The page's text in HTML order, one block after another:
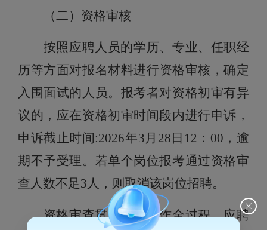
（二）资格审核
按照应聘人员的学历、 专业、任职经
历等方面对报名材料进行资格审核 ，确定
入围面试的人员。 报考者对资格初审有异
议的，应在资格初审时间段内进行申诉，
申诉截止时间:2026年3月28日12：00，逾
期不予受理。若单个岗位报考通过资格审
查人数不足3人，则取消该岗位招聘。
资格审查贯穿招聘工作全过程。应聘